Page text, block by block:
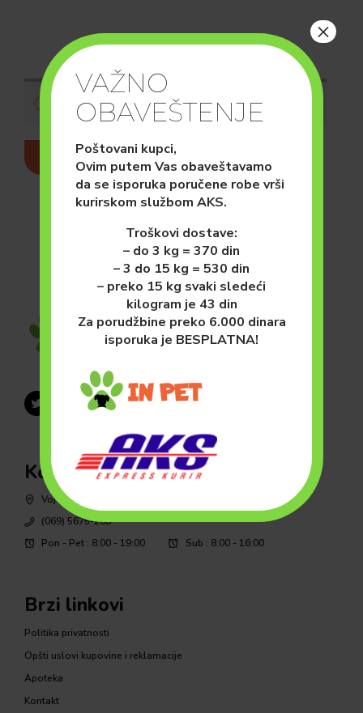
Vaša korpa je trenutno prazna.
NAZAD U PRODAVNICU
Kontakt
Vojvode Stepe 53, Inđija
(069) 5675-208
Pon - Pet : 8:00 - 19:00
Sub : 8:00 - 16:00
Brzi linkovi
Politika privatnosti
Opšti uslovi kupovine i reklamacije
Apoteka
Kontakt
VAŽNO
OBAVEŠTENJE
Poštovani kupci,
Ovim putem Vas obaveštavamo
da se isporuka poručene robe vrši
kurirskom službom AKS.
Troškovi dostave:
– do 3 kg = 370 din
– 3 do 15 kg = 530 din
– preko 15 kg svaki sledeći
kilogram je 43 din
Za porudžbine preko 6.000 dinara
isporuka je BESPLATNA!
×